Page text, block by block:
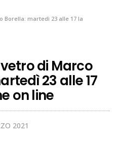
Borella: martedì 23 alle 17 la
di Marco
23 alle 17
on line
2021